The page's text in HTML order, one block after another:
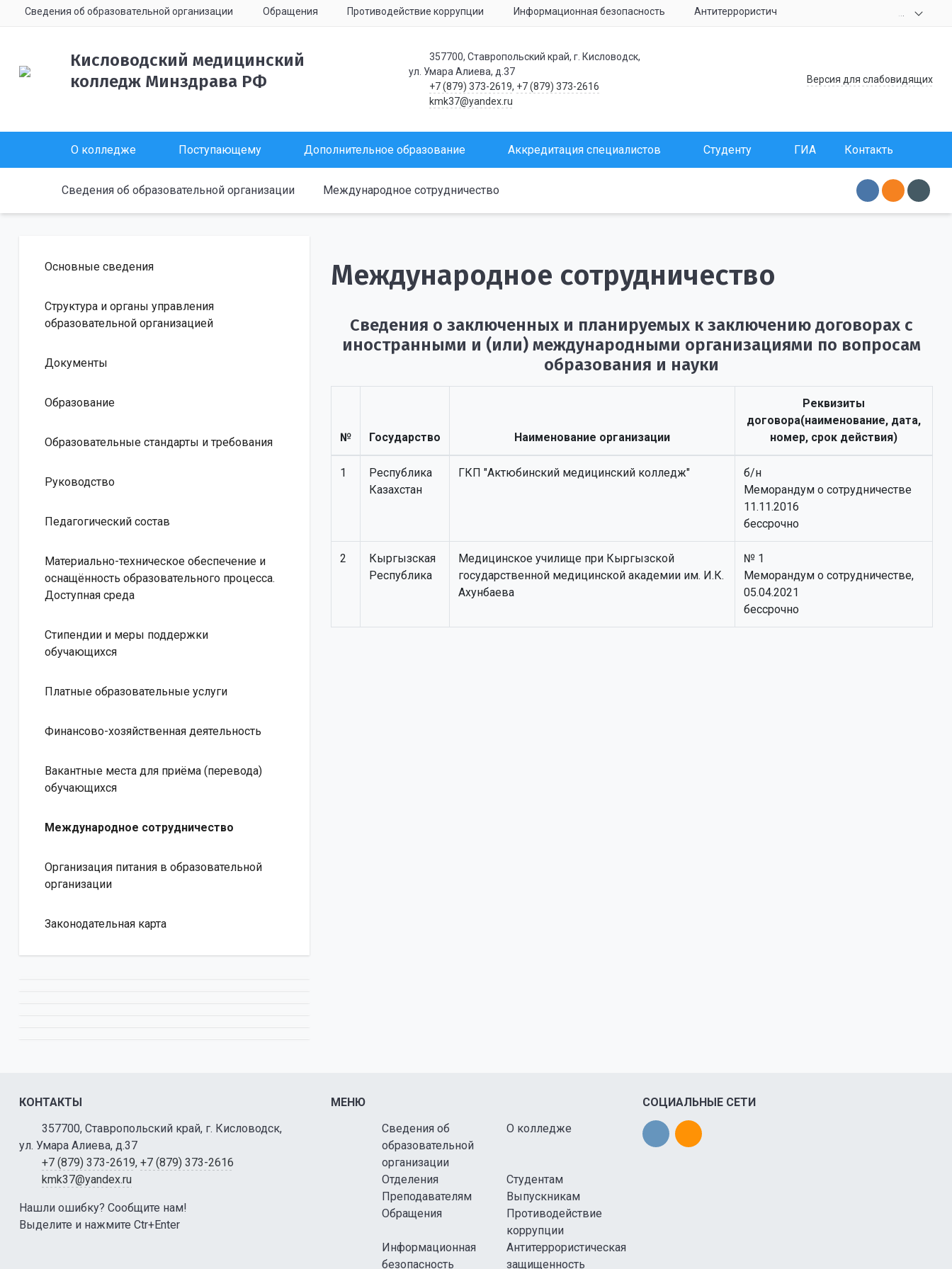
Сведения об образовательной организации Обращения Противодействие коррупции Информационная безопасность Антитеррористическая защищенность
Кисловодский медицинский
колледж Минздрава РФ
357700, Ставропольский край, г. Кисловодск,
ул. Умара Алиева, д.37
+7 (879) 373-2619, +7 (879) 373-2616
kmk37@yandex.ru
Версия для слабовидящих
О колледже Поступающему Дополнительное образование Аккредитация специалистов Студенту ГИА Контакты
Сведения об образовательной организации Международное сотрудничество
Основные сведения
Структура и органы управления
образовательной организацией
Документы
Образование
Образовательные стандарты и требования
Руководство
Педагогический состав
Материально-техническое обеспечение и
оснащённость образовательного процесса.
Доступная среда
Стипендии и меры поддержки
обучающихся
Платные образовательные услуги
Финансово-хозяйственная деятельность
Вакантные места для приёма (перевода)
обучающихся
Международное сотрудничество
Организация питания в образовательной
организации
Законодательная карта
Международное сотрудничество
Сведения о заключенных и планируемых к заключению договорах с
иностранными и (или) международными организациями по вопросам
образования и науки
№ Государство Наименование организации
Реквизиты
договора(наименование, дата,
номер, срок действия)
1
Республика
Казахстан
ГКП "Актюбинский медицинский колледж"
б/н
Меморандум о сотрудничестве
11.11.2016
бессрочно
2
Кыргызская
Республика
Медицинское училище при Кыргызской
государственной медицинской академии им. И.К.
Ахунбаева
№ 1
Меморандум о сотрудничестве,
05.04.2021
бессрочно
КОНТАКТЫ
357700, Ставропольский край, г. Кисловодск,
ул. Умара Алиева, д.37
+7 (879) 373-2619, +7 (879) 373-2616
kmk37@yandex.ru
Нашли ошибку? Сообщите нам!
Выделите и нажмите Ctr+Enter
МЕНЮ
Сведения об
образовательной
организации
О колледже
Отделения
Студентам
Преподавателям
Выпускникам
Обращения
Противодействие
коррупции
Информационная
безопасность
Антитеррористическая
защищенность
СОЦИАЛЬНЫЕ СЕТИ